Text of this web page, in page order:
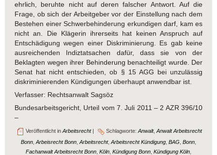
ehrlich, beruhte nicht auf deren falscher Antwort. Auf die
Frage, ob sich der Arbeitgeber vor der Einstellung nach dem
Bestehen einer Schwerbehinderung erkundigen darf, kam es
nicht an. Die Klägerin ihrerseits hat keinen Anspruch auf
Entschädigung wegen einer Diskriminierung. Es gab keine
ausreichenden Indiztatsachen dafür, dass sie von der
Beklagten wegen ihrer Behinderung benachteiligt wurde. Der
Senat hat nicht entschieden, ob § 15 AGG bei unzulässig
diskriminierenden Kündigungen überhaupt anwendbar ist.
Verfasser: Rechtsanwalt Sagsöz
Bundesarbeitsgericht, Urteil vom 7. Juli 2011 – 2 AZR 396/10
–
Veröffentlicht inArbeitsrecht| Schlagworte:Anwalt,Anwalt Arbeitsrecht
Bonn Arbeisrecht Bonn Arbeitsrecht, Arbeitsrecht Kündigung BAG Bonn
Fachanwalt Arbeitsrecht Bonn Köln Kündigung Bonn Kündigung Köln